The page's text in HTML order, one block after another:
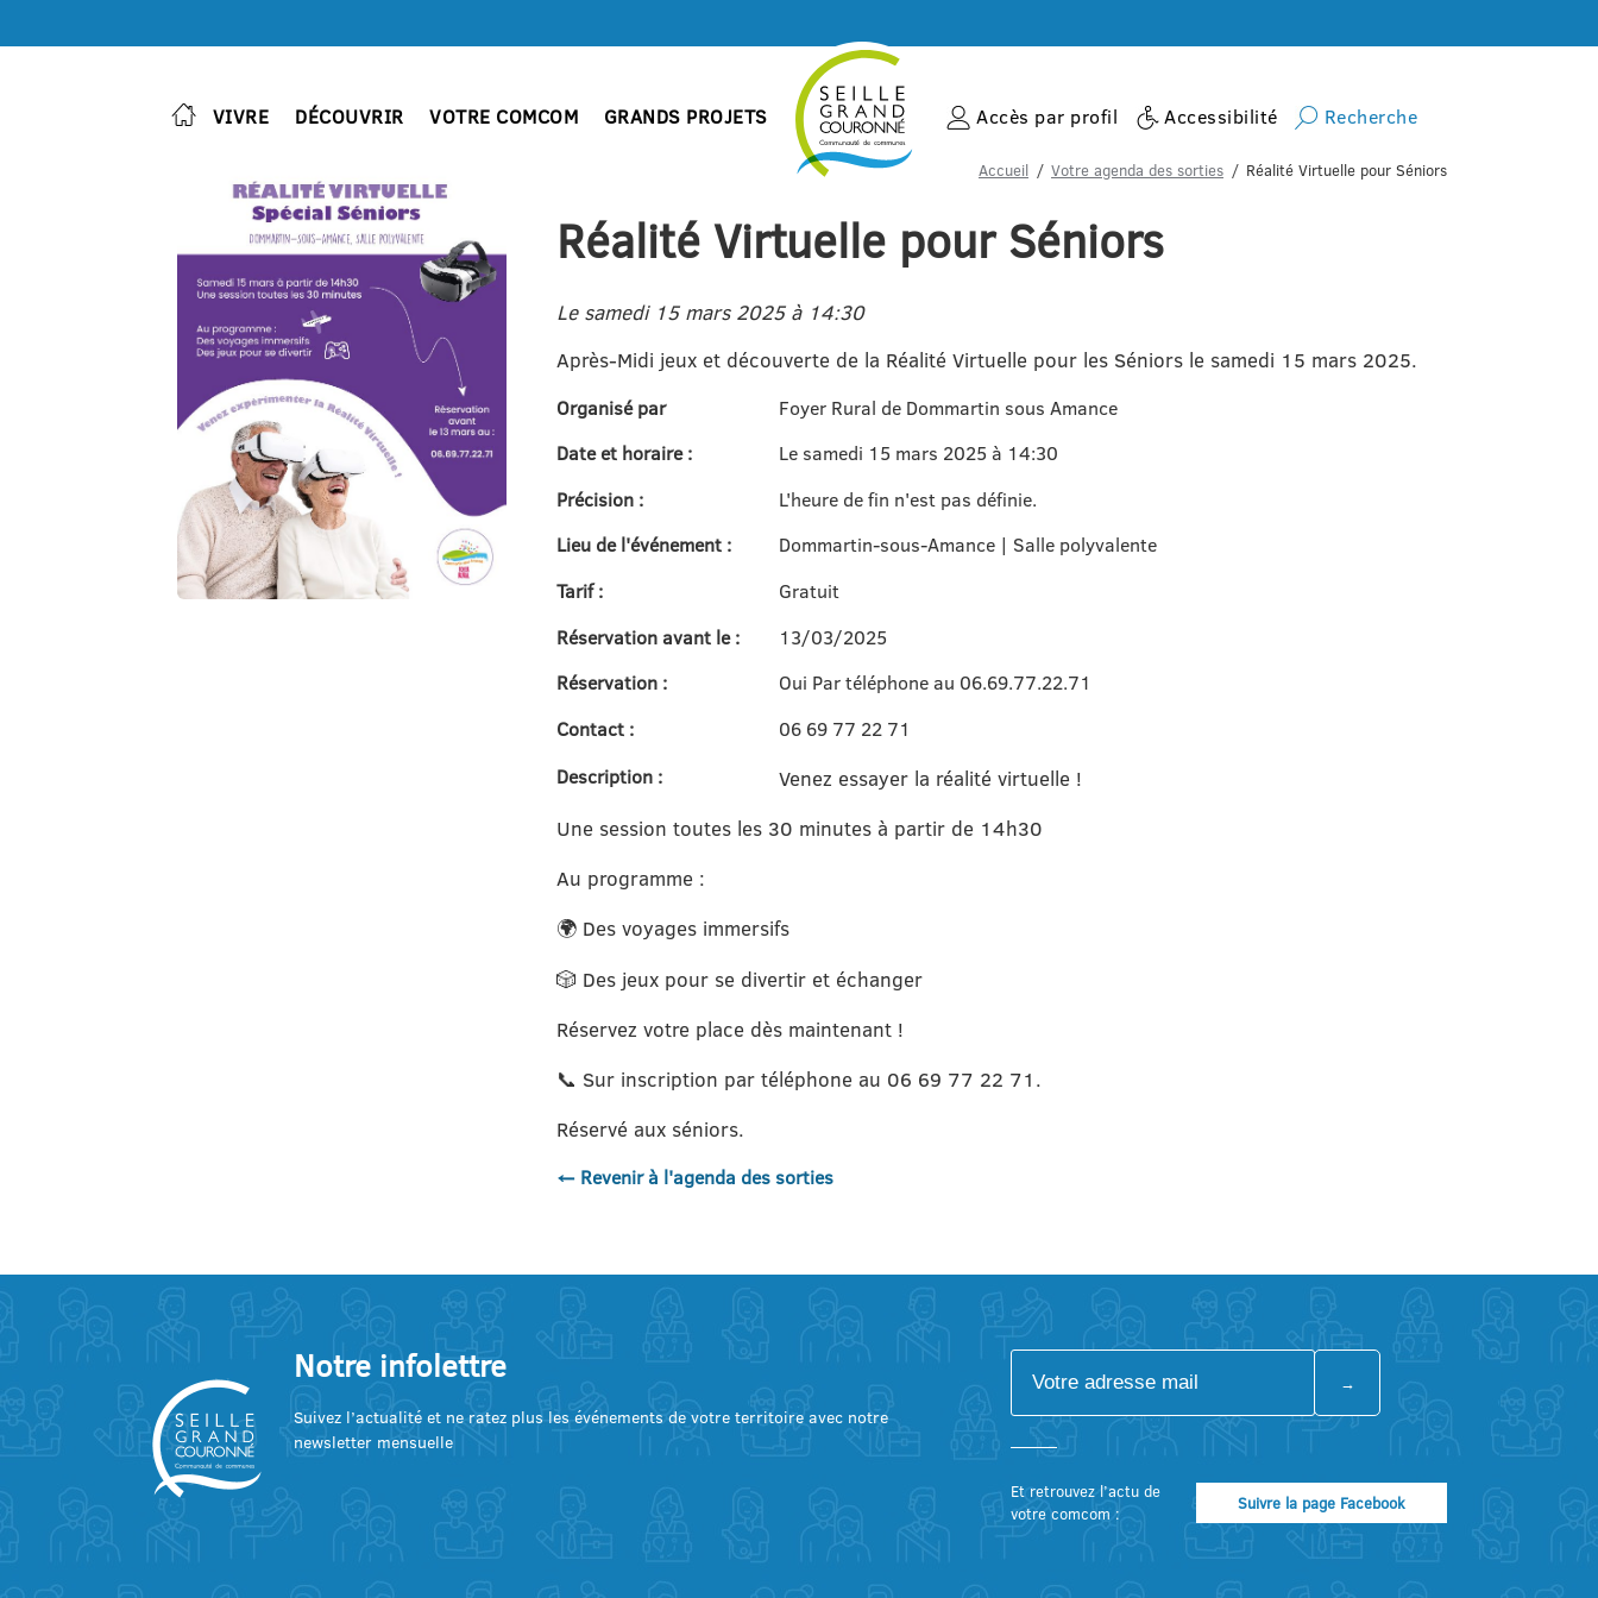
VIVRE DÉCOUVRIR VOTRE COMCOM GRANDS PROJETS Accès par profil Accessibilité Recherche
Accueil Votre agenda des sorties Réalité Virtuelle pour Séniors
Réalité Virtuelle pour Séniors
Le samedi 15 mars 2025 à 14:30
Après-Midi jeux et découverte de la Réalité Virtuelle pour les Séniors le samedi 15 mars 2025.
Organisé par
Foyer Rural de Dommartin sous Amance
Date et horaire :
Le samedi 15 mars 2025 à 14:30
Précision :
L'heure de fin n'est pas définie.
Lieu de l'événement :
Dommartin-sous-Amance | Salle polyvalente
Tarif :
Gratuit
Réservation avant le :
13/03/2025
Réservation :
Oui Par téléphone au 06.69.77.22.71
Contact :
06 69 77 22 71
Description :
Venez essayer la réalité virtuelle !
Une session toutes les 30 minutes à partir de 14h30
Au programme :
🌍 Des voyages immersifs
🎲 Des jeux pour se divertir et échanger
Réservez votre place dès maintenant !
📞 Sur inscription par téléphone au 06 69 77 22 71.
Réservé aux séniors.
← Revenir à l'agenda des sorties
Notre infolettre
Suivez l’actualité et ne ratez plus les événements de votre territoire avec notre
newsletter mensuelle
Et retrouvez l’actu de
votre comcom :
Suivre la page Facebook